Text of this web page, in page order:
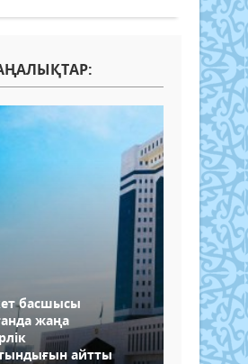
басшысы
жаңа
айтты